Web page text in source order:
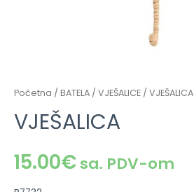
Početna / BATELA / VJEŠALICE / VJEŠALICA
VJEŠALICA
15.00€sa. PDV-om